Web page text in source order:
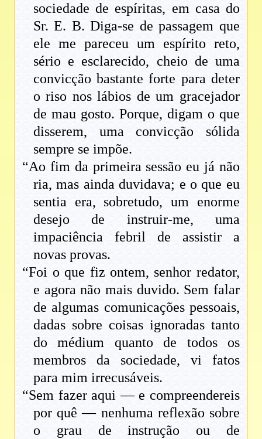
sociedade de espíritas, em casa do
Sr. E. B. Diga-se de passagem que
ele me pareceu um espírito reto,
sério e esclarecido, cheio de uma
convicção bastante forte para deter
o riso nos lábios de um gracejador
de mau gosto. Porque, digam o que
disserem, uma convicção sólida
sempre se impõe.
“Ao fim da primeira sessão eu já não
ria, mas ainda duvidava; e o que eu
sentia era, sobretudo, um enorme
desejo de instruir-me, uma
impaciência febril de assistir a
novas provas.
“Foi o que fiz ontem, senhor redator,
e agora não mais duvido. Sem falar
de algumas comunicações pessoais,
dadas sobre coisas ignoradas tanto
do médium quanto de todos os
membros da sociedade, vi fatos
para mim irrecusáveis.
“Sem fazer aqui — e compreendereis
por quê — nenhuma reflexão sobre
o grau de instrução ou de